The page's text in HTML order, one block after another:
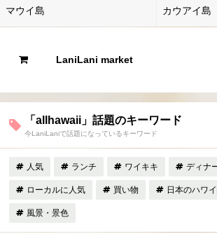
マウイ島 カウアイ島
LaniLani market
「allhawaii」話題のキーワード
今LaniLaniで話題になっているキーワード
人気 ランチ ワイキキ ディナ
ローカルに人気 買い物 日本のハワ
風景・景色